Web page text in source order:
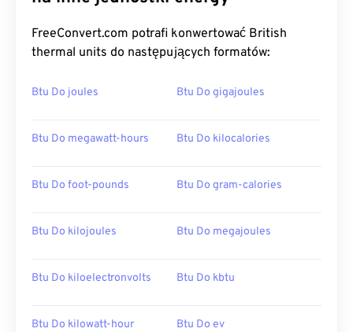
FreeConvert.com potrafi konwertować British
thermal units do następujących formatów:
Btu Do joules Btu Do gigajoules
Btu Do megawatt-hours Btu Do kilocalories
Btu Do foot-pounds Btu Do gram-calories
Btu Do kilojoules Btu Do megajoules
Btu Do kiloelectronvolts Btu Do kbtu
Btu Do kilowatt-hour Btu Do ev